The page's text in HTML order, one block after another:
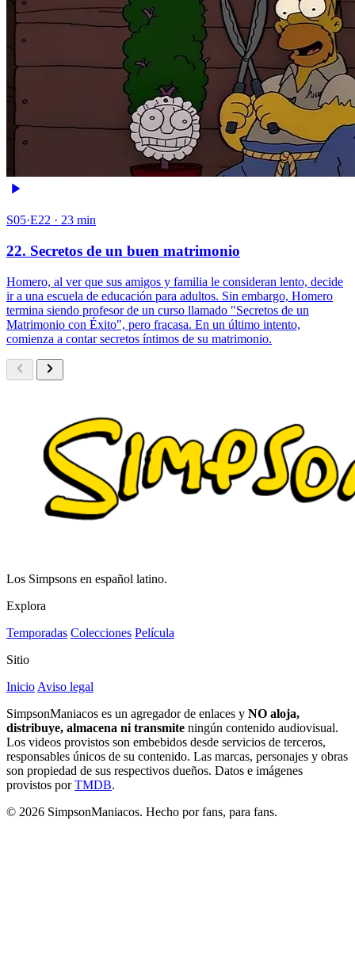
S05·E22 · 23 min
22. Secretos de un buen matrimonio
Homero, al ver que sus amigos y familia le consideran lento, decide
ir a una escuela de educación para adultos. Sin embargo, Homero
termina siendo profesor de un curso llamado "Secretos de un
Matrimonio con Éxito", pero fracasa. En un último intento,
comienza a contar secretos íntimos de su matrimonio.
Los Simpsons en español latino.
Explora
Temporadas Colecciones Película
Sitio
Inicio Aviso legal
SimpsonManiacos es un agregador de enlaces y NO aloja,
distribuye, almacena ni transmite ningún contenido audiovisual.
Los videos provistos son embebidos desde servicios de terceros,
responsables únicos de su contenido. Las marcas, personajes y obras
son propiedad de sus respectivos dueños. Datos e imágenes
provistos porTMDB.
© 2026 SimpsonManiacos. Hecho por fans, para fans.